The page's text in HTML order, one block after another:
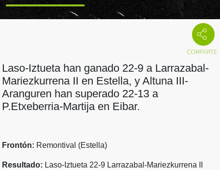
Laso-Iztueta han ganado 22-9 a Larrazabal-
Mariezkurrena II en Estella, y Altuna III-
Aranguren han superado 22-13 a
P.Etxeberria-Martija en Eibar.
Frontón: Remontival (Estella)
Resultado: Laso-Iztueta 22-9 Larrazabal-Mariezkurrena II